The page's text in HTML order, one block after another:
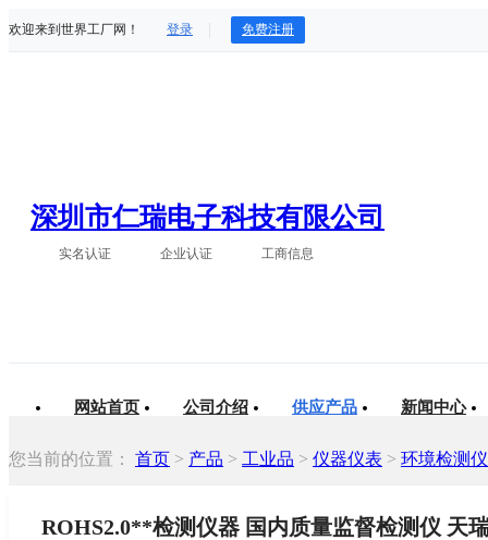
欢迎来到世界工厂网！ 登录 免费注册
深圳市仁瑞电子科技有限公司
实名认证 企业认证 工商信息
网站首页 公司介绍 供应产品 新闻中心
您当前的位置： 首页 > 产品 > 工业品 > 仪器仪表 > 环境检测
ROHS2.0**检测仪器 国内质量监督检测仪 天